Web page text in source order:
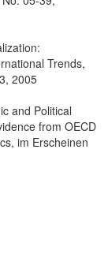
Trends,
2005
and Political
from OECD
im Erscheinen